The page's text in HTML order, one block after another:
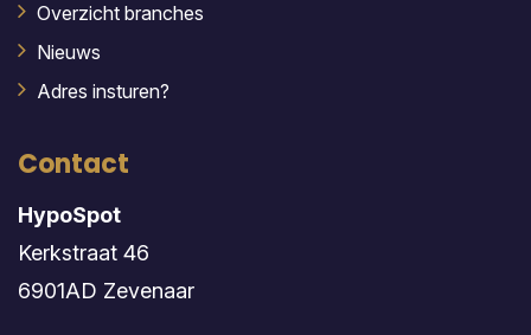
Overzicht branches
Nieuws
Adres insturen?
Contact
HypoSpot
Kerkstraat 46
6901AD Zevenaar